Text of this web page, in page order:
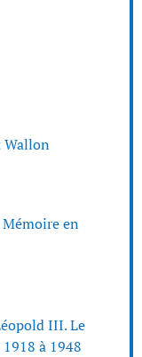
Wallon
en
III. Le
à 1948